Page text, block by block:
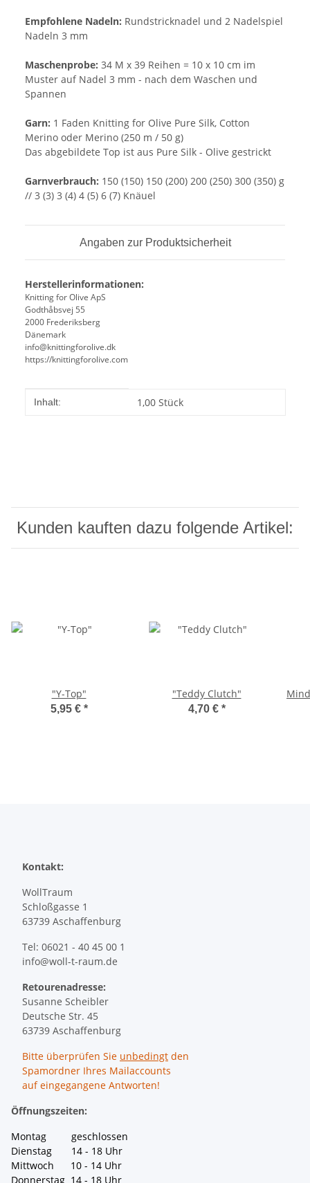
Empfohlene Nadeln: Rundstricknadel und 2 Nadelspiel
Nadeln 3 mm
Maschenprobe: 34 M x 39 Reihen = 10 x 10 cm im
Muster auf Nadel 3 mm - nach dem Waschen und
Spannen
Garn: 1 Faden Knitting for Olive Pure Silk, Cotton
Merino oder Merino (250 m / 50 g)
Das abgebildete Top ist aus Pure Silk - Olive gestrickt
Garnverbrauch: 150 (150) 150 (200) 200 (250) 300 (350) g
// 3 (3) 3 (4) 4 (5) 6 (7) Knäuel
Angaben zur Produktsicherheit
Herstellerinformationen:
Knitting for Olive ApS
Godthåbsvej 55
2000 Frederiksberg
Dänemark
info@knittingforolive.dk
https://knittingforolive.com
Produkteigenschaft
Wert
Inhalt: 1,00 Stück
Kunden kauften dazu folgende Artikel:
"Y-Top"
5,95 € *
"Teddy Clutch"
4,70 € *
Kontakt:
WollTraum
Schloßgasse 1
63739 Aschaffenburg
Tel: 06021 - 40 45 00 1
info@woll-t-raum.de
Retourenadresse:
Susanne Scheibler
Deutsche Str. 45
63739 Aschaffenburg
Bitte überprüfen Sie unbedingt den
Spamordner Ihres Mailaccounts
auf eingegangene Antworten!
Öffnungszeiten:
Montag geschlossen
Dienstag 14 - 18 Uhr
Mittwoch 10 - 14 Uhr
Donnerstag 14 - 18 Uhr